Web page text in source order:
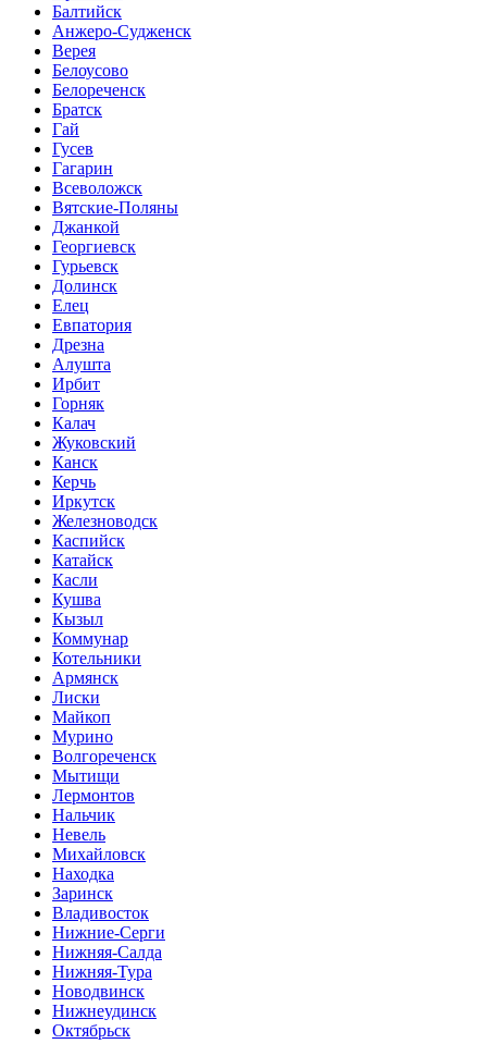
Балтийск
Анжеро-Судженск
Верея
Белоусово
Белореченск
Братск
Гай
Гусев
Гагарин
Всеволожск
Вятские-Поляны
Джанкой
Георгиевск
Гурьевск
Долинск
Елец
Евпатория
Дрезна
Алушта
Ирбит
Горняк
Калач
Жуковский
Канск
Керчь
Иркутск
Железноводск
Каспийск
Катайск
Касли
Кушва
Кызыл
Коммунар
Котельники
Армянск
Лиски
Майкоп
Мурино
Волгореченск
Мытищи
Лермонтов
Нальчик
Невель
Михайловск
Находка
Заринск
Владивосток
Нижние-Серги
Нижняя-Салда
Нижняя-Тура
Новодвинск
Нижнеудинск
Октябрьск